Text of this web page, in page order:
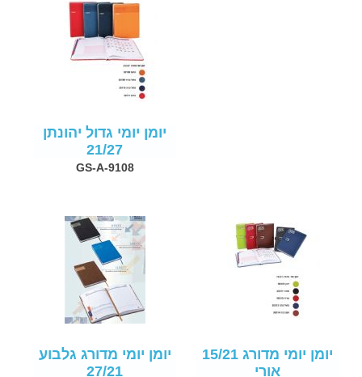
יומן יומי גדול יהונתן
21/27
GS-A-9108
יומן יומי מדורג 15/21
אורי
יומן יומי מדורג גלבוע
27/21